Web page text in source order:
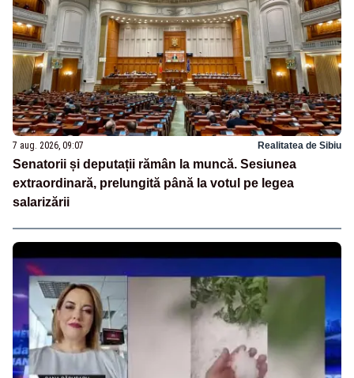
7 aug. 2026, 09:07 Realitatea de Sibiu
Senatorii și deputații rămân la muncă. Sesiunea
extraordinară, prelungită până la votul pe legea
salarizării